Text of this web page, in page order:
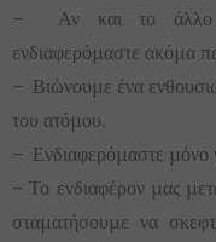
– Αν και το άλλο
ενδιαφερόμαστε ακόμα
– Βιώνουμε ένα
του ατόμου.
– Ενδιαφερόμαστε μόνο
– Το ενδιαφέρον μας
σταματήσουμε να